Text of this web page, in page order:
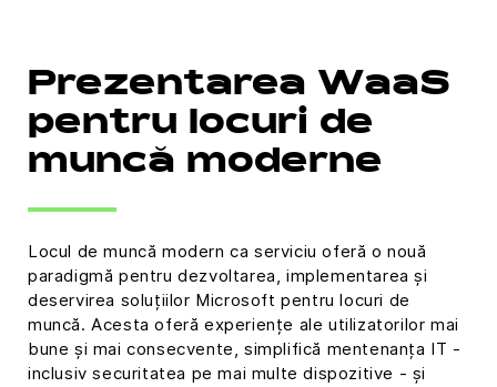
Prezentarea WaaS
pentru locuri de
muncă moderne
Locul de muncă modern ca serviciu oferă o nouă
paradigmă pentru dezvoltarea, implementarea și
deservirea soluțiilor Microsoft pentru locuri de
muncă. Acesta oferă experiențe ale utilizatorilor mai
bune și mai consecvente, simplifică mentenanța IT -
inclusiv securitatea pe mai multe dispozitive - și